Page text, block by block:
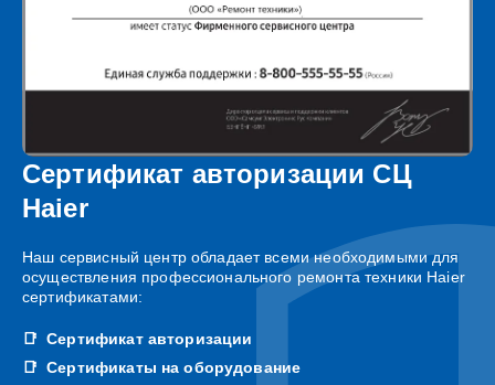
Сертификат авторизации СЦ
Haier
Наш сервисный центр обладает всеми необходимыми для
осуществления профессионального ремонта техники Haier
сертификатами:
Сертификат авторизации
Сертификаты на оборудование